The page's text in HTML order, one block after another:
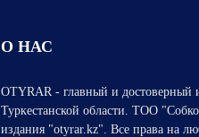
О НАС
OTYRAR - главный и достоверный
Туркестанской области. ТОО
издания "otyrar.kz". Все права на